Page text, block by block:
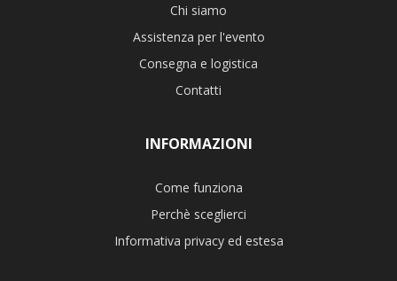
Chi siamo
Assistenza per l'evento
Consegna e logistica
Contatti
INFORMAZIONI
Come funziona
Perchè sceglierci
Informativa privacy ed estesa